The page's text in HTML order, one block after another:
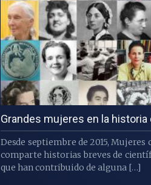
Grandes mujeres en la historia
Desde septiembre de 2015, Mujeres
comparte historias breves de
que han contribuido de alguna […]